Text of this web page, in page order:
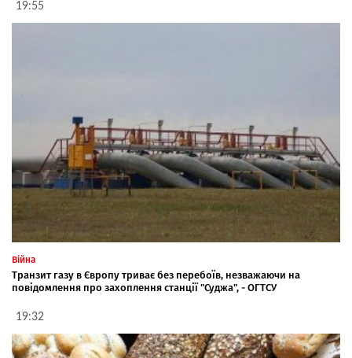
19:55
Війна
Транзит газу в Європу триває без перебоїв, незважаючи на
повідомлення про захоплення станції "Суджа", - ОГТСУ
19:32